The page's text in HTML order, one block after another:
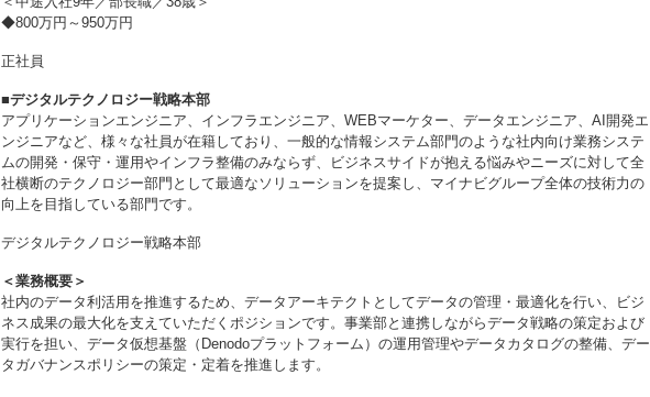
◆800万円～950万円
正社員
■デジタルテクノロジー戦略本部
アプリケーションエンジニア、インフラエンジニア、WEBマーケター、データエンジニア、AI開発エ
ンジニアなど、様々な社員が在籍しており、一般的な情報システム部門のような社内向け業務システ
ムの開発・保守・運用やインフラ整備のみならず、ビジネスサイドが抱える悩みやニーズに対して全
社横断のテクノロジー部門として最適なソリューションを提案し、マイナビグループ全体の技術力の
向上を目指している部門です。
デジタルテクノロジー戦略本部
＜業務概要＞
社内のデータ利活用を推進するため、データアーキテクトとしてデータの管理・最適化を行い、ビジ
ネス成果の最大化を支えていただくポジションです。事業部と連携しながらデータ戦略の策定および
実行を担い、データ仮想基盤（Denodoプラットフォーム）の運用管理やデータカタログの整備、デー
タガバナンスポリシーの策定・定着を推進します。